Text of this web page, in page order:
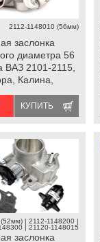
2112-1148010 (56мм)
заслонка
диаметра 56
2101-2115,
Калина,
КУПИТЬ
| 2112-1148200 |
| 21120-1148015
заслонка